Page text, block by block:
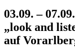
03.09. –
„look and
auf